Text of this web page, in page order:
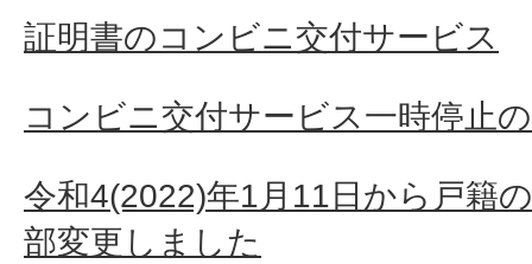
世帯主とは何ですか?
住民票などの証明書の手数料
証明書のコンビニ交付サービス
コンビニ交付サービス一時停止
令和4(2022)年1月11日から戸籍
部変更しました